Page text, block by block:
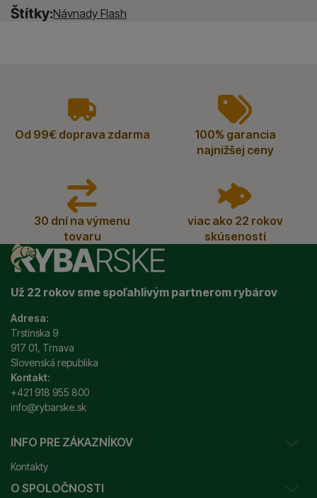
Štítky:Návnady Flash
vyhody
Od 99€ doprava zdarma
100% garancia
najnižšej ceny
30 dní na výmenu
tovaru
viac ako 22 rokov
skúseností
Už 22 rokov sme spoľahlivým partnerom rybárov
Adresa:
Trstínska 9
917 01, Trnava
Slovenská republika
Kontakt:
+421 918 955 800
info@rybarske.sk
INFO PRE ZÁKAZNÍKOV
Kontakty
Sledovanie vašej zásielky
O SPOLOČNOSTI